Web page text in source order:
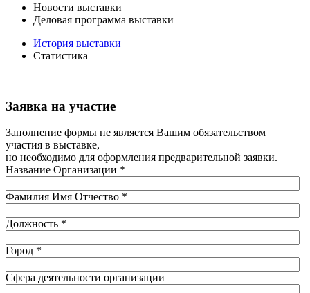
Новости выставки
Деловая программа выставки
История выставки
Статистика
Заявка на участие
Заполнение формы не является Вашим обязательством
участия в выставке,
но необходимо для оформления предварительной заявки.
Название Организации *
Фамилия Имя Отчество *
Должность *
Город *
Сфера деятельности организации